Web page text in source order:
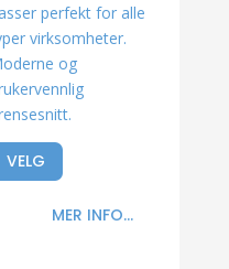
perfekt for alle
virksomheter.
og
VELG
MER INFO...